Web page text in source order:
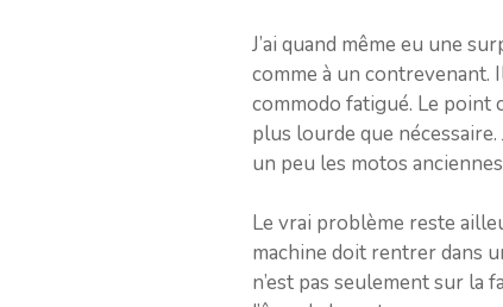
J’ai quand même eu une
comme à un contrevenant.
commodo fatigué. Le point
plus lourde que nécessaire.
un peu les motos
Le vrai problème reste
machine doit rentrer dans
n’est pas seulement sur la